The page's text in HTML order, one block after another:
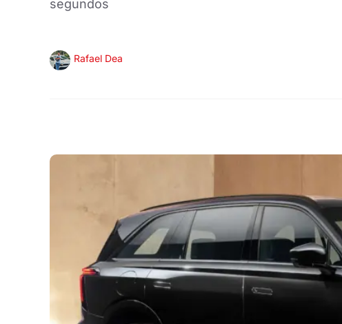
segundos
Rafael Dea